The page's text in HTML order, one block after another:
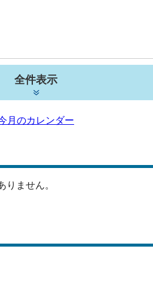
全件表示
月のカレンダー
りません。